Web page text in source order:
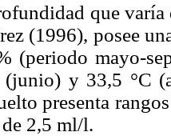
que
(1996), posee
(periodo mayo-
(junio) y 33,5 °C
presenta
2,5 ml/l.